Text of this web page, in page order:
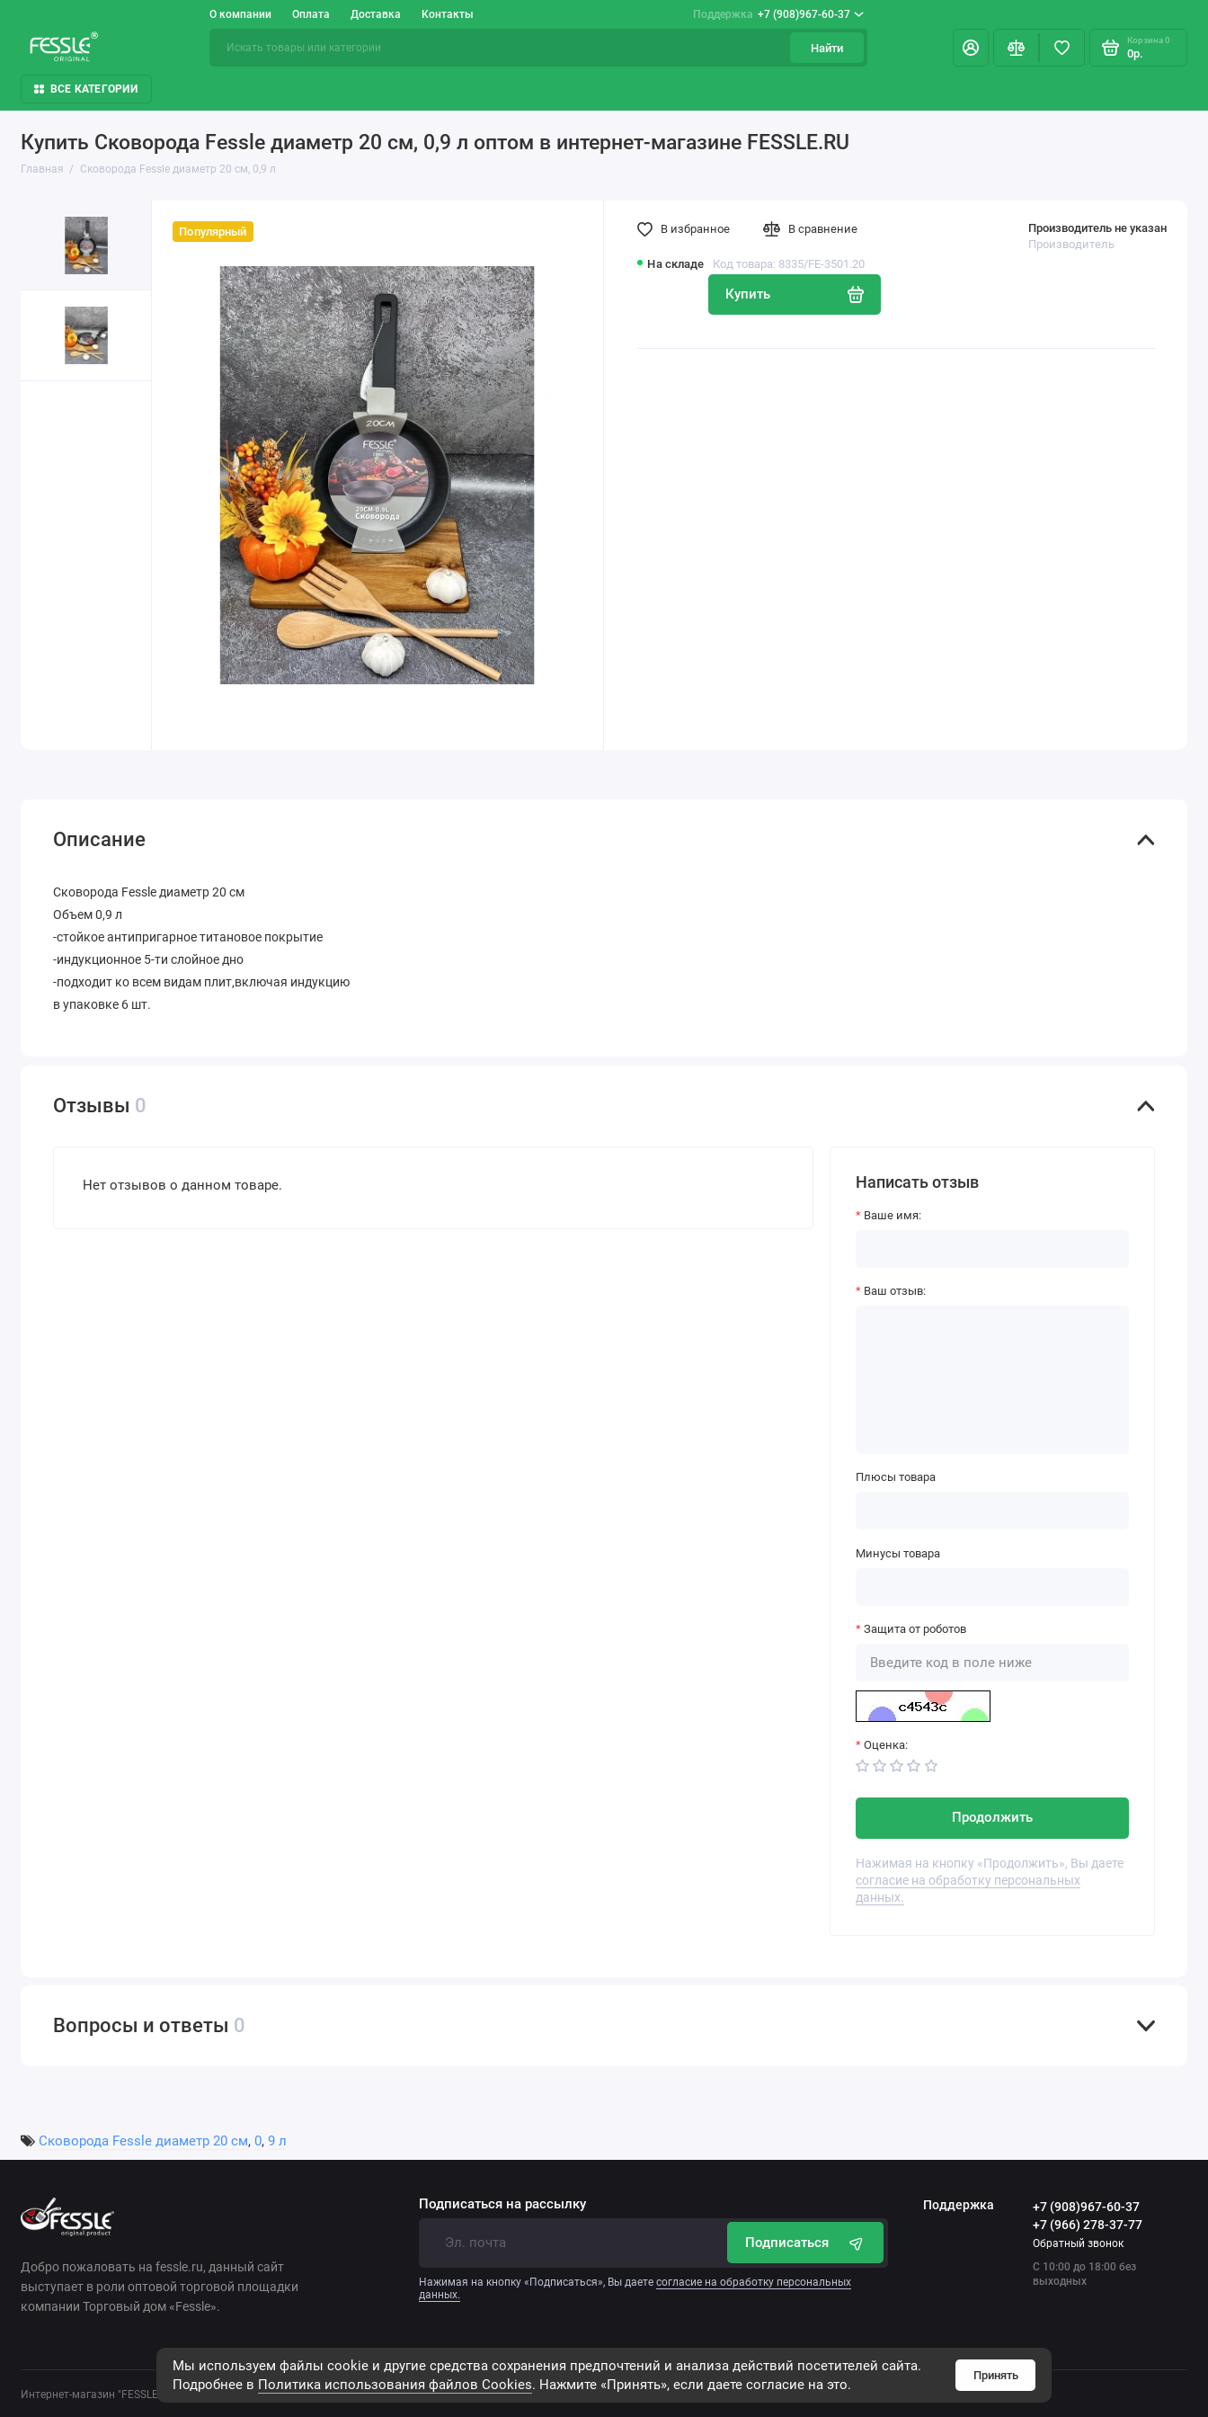
О компании Оплата Доставка Контакты Поддержка +7 (908)967-60-37
Найти
Корзина0
0р.
ВСЕ КАТЕГОРИИ
Купить Сковорода Fessle диаметр 20 см, 0,9 л оптом в интернет-магазине FESSLE.RU
Главная Сковорода Fessle диаметр 20 см, 0,9 л
Популярный
На складе Код товара: 8335/FE-3501.20
Производитель не указан
Производитель
Купить
В избранное В сравнение
Описание
Сковорода Fessle диаметр 20 см
Объем 0,9 л
-стойкое антипригарное титановое покрытие
-индукционное 5-ти слойное дно
-подходит ко всем видам плит,включая индукцию
в упаковке 6 шт.
Отзывы 0
Нет отзывов о данном товаре. Написать отзыв
Ваше имя:
Ваш отзыв:
Плюсы товара
Минусы товара
Защита от роботов
Оценка:
Продолжить
Нажимая на кнопку «Продолжить», Вы даете
согласие на обработку персональных
данных.
Вопросы и ответы 0
Сковорода Fessle диаметр 20 см, 0, 9 л
Мы используем файлы cookie и другие средства сохранения предпочтений и анализа действий посетителей сайта.
Подробнее в Политика использования файлов Сookies. Нажмите «Принять», если даете согласие на это.
Принять
Добро пожаловать на fessle.ru, данный сайт
выступает в роли оптовой торговой площадки
компании Торговый дом «Fessle».
Подписаться на рассылку
Подписаться
Нажимая на кнопку «Подписаться», Вы даетесогласие на обработку персональных
данных.
Поддержка
+7 (908)967-60-37
+7 (966) 278-37-77
Обратный звонок
С 10:00 до 18:00 без
выходных
Интернет-магазин "FESSLE"